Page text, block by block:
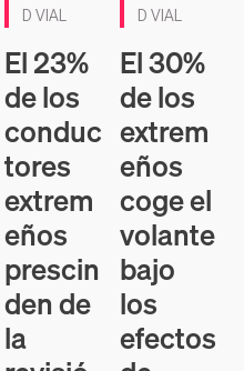
D VIAL
El 23%
de los
conduc
tores
extrem
eños
prescin
den de
la
D VIAL
El 30%
de los
extrem
eños
coge el
volante
bajo
los
efectos